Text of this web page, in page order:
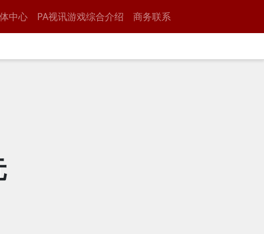
中心 PA视讯游戏综合介绍 商务联系